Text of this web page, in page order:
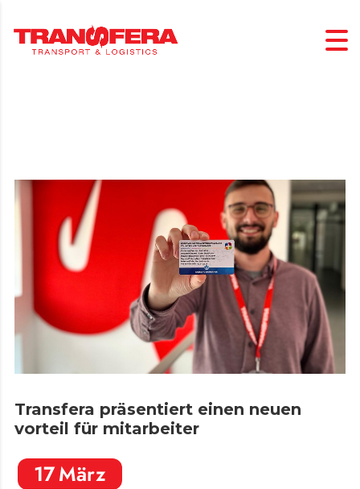
Transfera präsentiert einen neuen
vorteil für mitarbeiter
17März